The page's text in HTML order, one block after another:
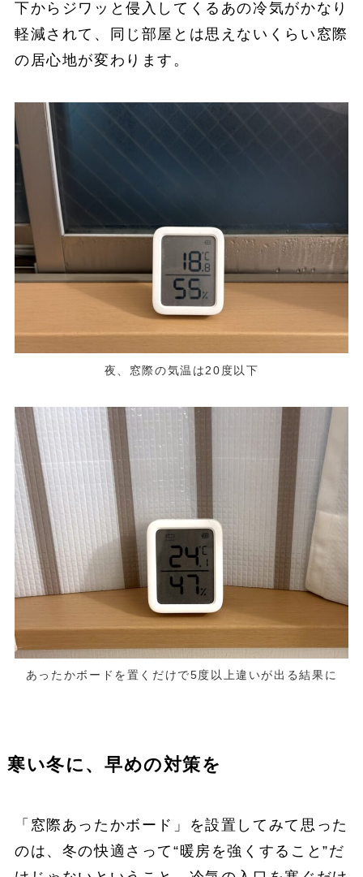
下からジワッと侵入してくるあの冷気がかなり
軽減されて、同じ部屋とは思えないくらい窓際
の居心地が変わります。
夜、窓際の気温は20度以下
あったかボードを置くだけで5度以上違いが出る結果に
寒い冬に、早めの対策を
「窓際あったかボード」を設置してみて思った
のは、冬の快適さって“暖房を強くすること”だ